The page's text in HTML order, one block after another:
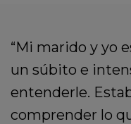
“Mi marido y yo
un súbito e
entenderle.
comprender lo